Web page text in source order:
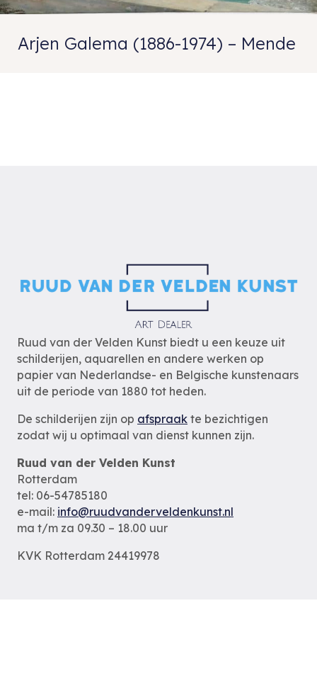
Arjen Galema (1886-1974) – Mende
Ruud van der Velden Kunst biedt u een keuze uit
schilderijen, aquarellen en andere werken op
papier van Nederlandse- en Belgische kunstenaars
uit de periode van 1880 tot heden.
De schilderijen zijn op afspraak te bezichtigen
zodat wij u optimaal van dienst kunnen zijn.
Ruud van der Velden Kunst
Rotterdam
tel: 06-54785180
e-mail: info@ruudvanderveldenkunst.nl
ma t/m za 09.30 – 18.00 uur
KVK Rotterdam 24419978